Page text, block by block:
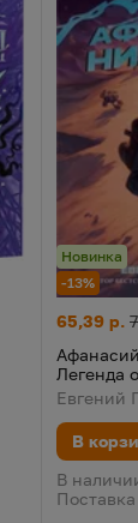
Новинка
-13%
Цена:
65,39 р.
Старая
Легенда
Евгений
В
В
Поставка